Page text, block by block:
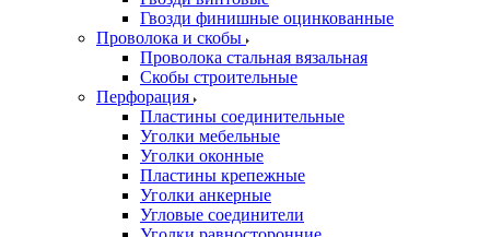
Гвозди финишные оцинкованные
Проволока и скобы
Проволока стальная вязальная
Скобы строительные
Перфорация
Пластины соединительные
Уголки мебельные
Уголки оконные
Пластины крепежные
Уголки анкерные
Угловые соединители